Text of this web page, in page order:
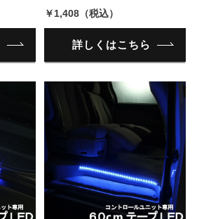
￥1,408（税込）
詳しくはこちら